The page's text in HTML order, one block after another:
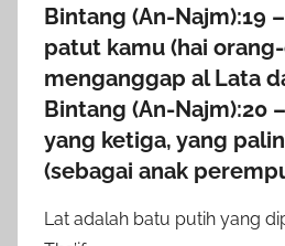
Bintang (An-Najm):19
patut kamu (hai
menganggap al Lata
Bintang (An-Najm):20
yang ketiga, yang
(sebagai anak
Lat adalah batu putih yang